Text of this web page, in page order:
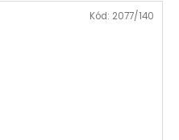
Kód: 2077/140